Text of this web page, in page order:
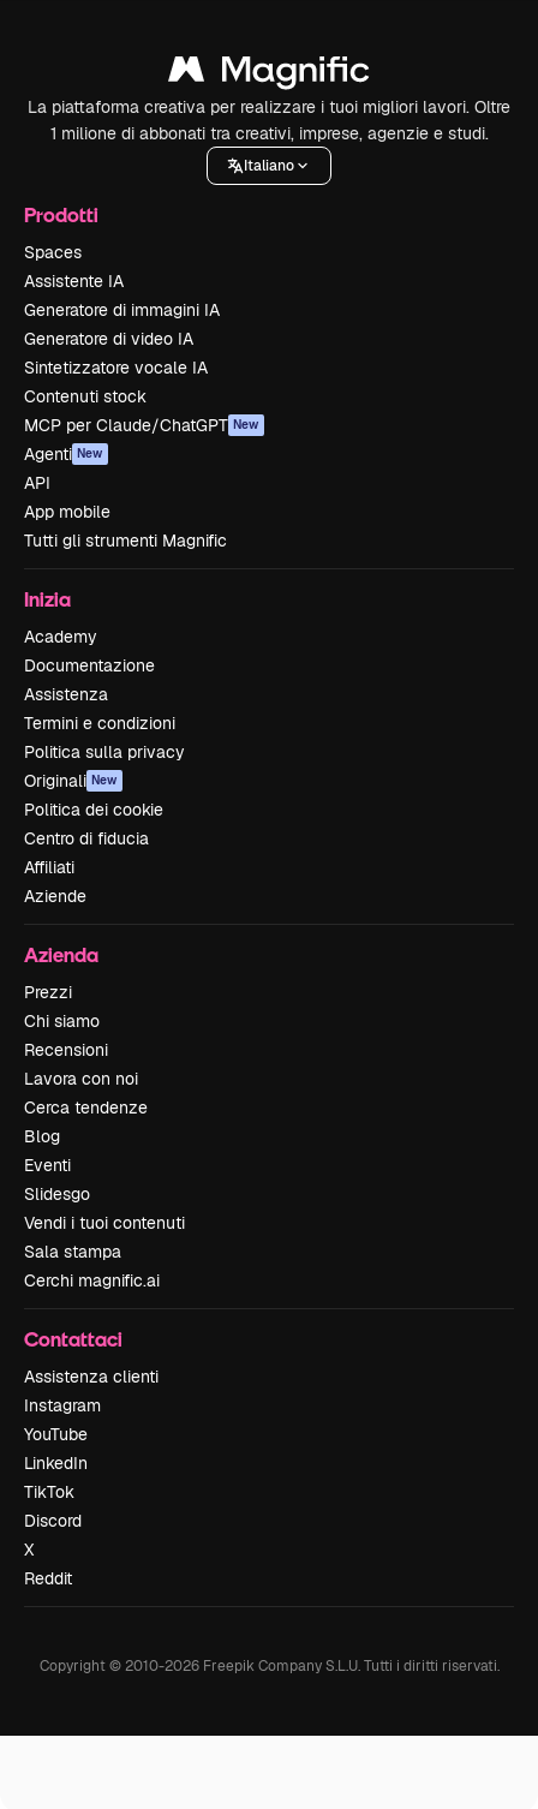
La piattaforma creativa per realizzare i tuoi migliori lavori. Oltre
1 milione di abbonati tra creativi, imprese, agenzie e studi.
Italiano
Prodotti
Spaces
Assistente IA
Generatore di immagini IA
Generatore di video IA
Sintetizzatore vocale IA
Contenuti stock
MCP per Claude/ChatGPT New
Agenti New
API
App mobile
Tutti gli strumenti Magnific
Inizia
Academy
Documentazione
Assistenza
Termini e condizioni
Politica sulla privacy
Originali New
Politica dei cookie
Centro di fiducia
Affiliati
Aziende
Azienda
Prezzi
Chi siamo
Recensioni
Lavora con noi
Cerca tendenze
Blog
Eventi
Slidesgo
Vendi i tuoi contenuti
Sala stampa
Cerchi magnific.ai
Contattaci
Assistenza clienti
Instagram
YouTube
LinkedIn
TikTok
Discord
X
Reddit
Copyright © 2010-2026Freepik Company S.L.U. Tutti i diritti riservati.